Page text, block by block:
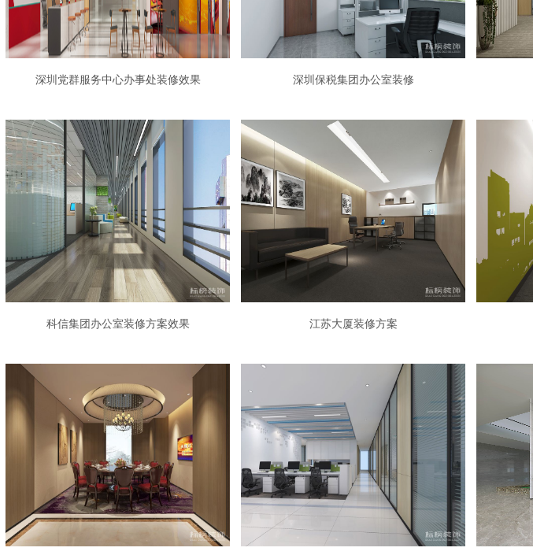
深圳党群服务中心办事处装修效果 深圳保税集团办公室装修
科信集团办公室装修方案效果 江苏大厦装修方案